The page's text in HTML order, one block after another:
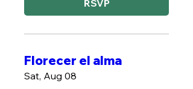
RSVP
Florecer el alma
Sat, Aug 08